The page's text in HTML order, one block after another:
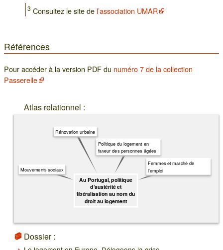
3 Consultez le site de l’association UMAR
Références
Pour accéder à la version PDF du numéro 7 de la collection
Passerelle
Atlas relationnel :
Au Portugal, politique
d’austérité et
libéralisation au nom du
droit au logement
Femmes et marché de
l'emploi
Politique du logement en
faveur des personnes âgées
Rénovation urbaine
Mouvements sociaux
Dossier :